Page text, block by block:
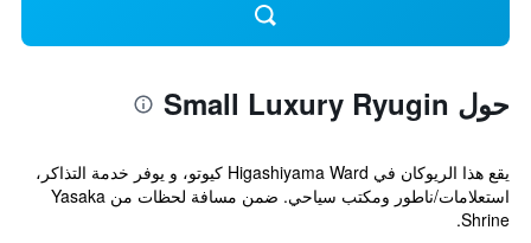
حول Small Luxury Ryugin
يقع هذا الريوكان في Higashiyama Ward كيوتو، و يوفر خدمة التذاكر،
استعلامات/ناطور ومكتب سياحي. ضمن مسافة لحظات من Yasaka
Shrine.